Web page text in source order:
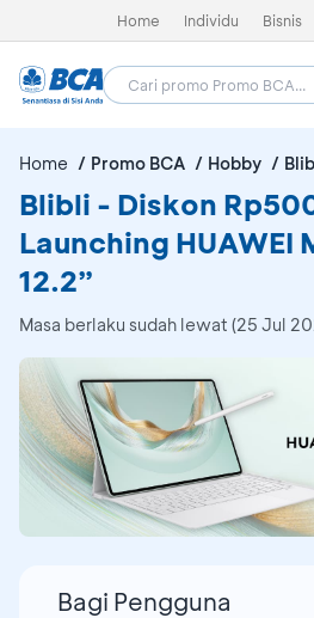
Home Individu Bisnis
Home Promo BCA Hobby
Blibli - Diskon
Launching HUAWEI
12.2”
Masa berlaku sudah lewat (25 Jul
Bagi Pengguna